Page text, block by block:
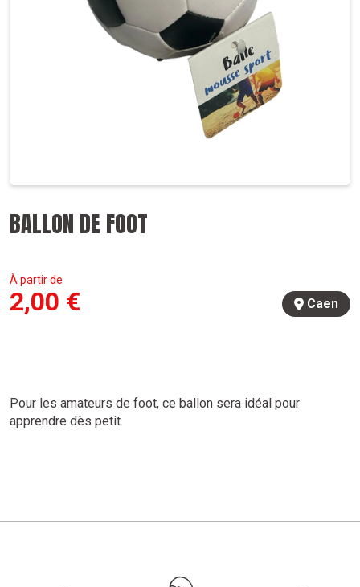
BALLON DE FOOT
À partir de
2,00 € Caen
Pour les amateurs de foot, ce ballon sera idéal pour
apprendre dès petit.